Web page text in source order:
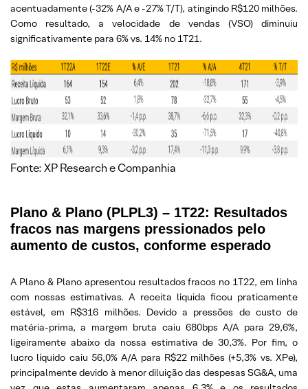
acentuadamente (-32% A/A e -27% T/T), atingindo R$120 milhões.
Como resultado, a velocidade de vendas (VSO) diminuiu
significativamente para 6% vs. 14% no 1T21.
Fonte: XP Research e Companhia
Plano & Plano (PLPL3) – 1T22: Resultados
fracos nas margens pressionados pelo
aumento de custos, conforme esperado
A Plano & Plano apresentou resultados fracos no 1T22, em linha
com nossas estimativas. A receita líquida ficou praticamente
estável, em R$316 milhões. Devido a pressões de custo de
matéria-prima, a margem bruta caiu 680bps A/A para 29,6%,
ligeiramente abaixo da nossa estimativa de 30,3%. Por fim, o
lucro líquido caiu 56,0% A/A para R$22 milhões (+5,3% vs. XPe),
principalmente devido à menor diluição das despesas SG&A, uma